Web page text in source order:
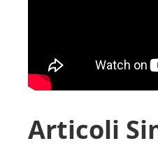
Articoli